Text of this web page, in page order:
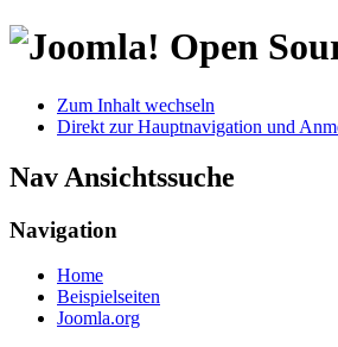
Open
Zum Inhalt wechseln
Direkt zur Hauptnavigation und
Nav Ansichtssuche
Navigation
Home
Beispielseiten
Joomla.org